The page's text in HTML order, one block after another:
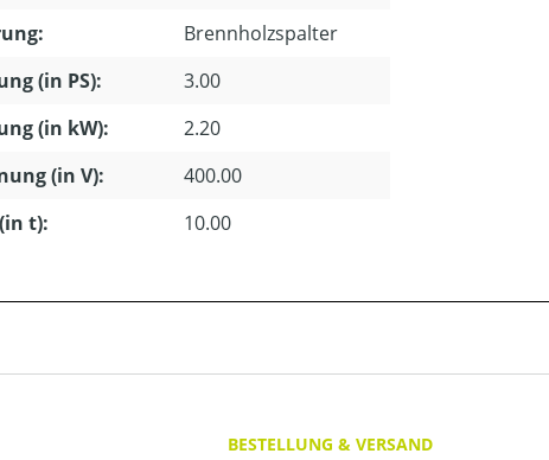
Brennholzspalter
(in PS):
3.00
(in kW):
2.20
(in V):
400.00
t):
10.00
BESTELLUNG & VERSAND